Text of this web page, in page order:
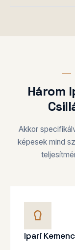
Három
Akkor
képesek mind
Ipari